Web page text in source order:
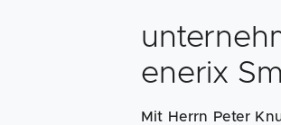
enerix
Mit Herrn Peter